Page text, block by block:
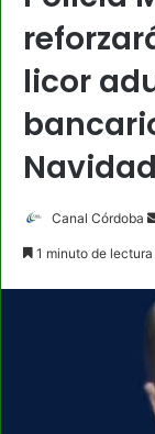
licor
Canal Córdoba
1 minuto de lectura